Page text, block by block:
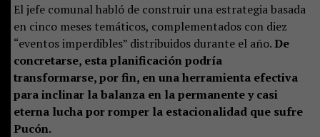
El jefe comunal habló de construir una estrategia basada
en cinco meses temáticos, complementados con diez
“eventos imperdibles” distribuidos durante el año. De
concretarse, esta planificación podría
transformarse, por fin, en una herramienta efectiva
para inclinar la balanza en la permanente y casi
eterna lucha por romper la estacionalidad que sufre
Pucón.